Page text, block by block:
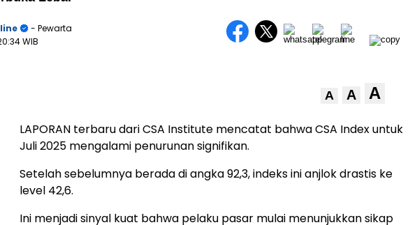
- Pewarta
WIB
A A A
LAPORAN terbaru dari CSA Institute mencatat bahwa CSA Index untuk
Juli 2025 mengalami penurunan signifikan.
Setelah sebelumnya berada di angka 92,3, indeks ini anjlok drastis ke
level 42,6.
Ini menjadi sinyal kuat bahwa pelaku pasar mulai menunjukkan sikap